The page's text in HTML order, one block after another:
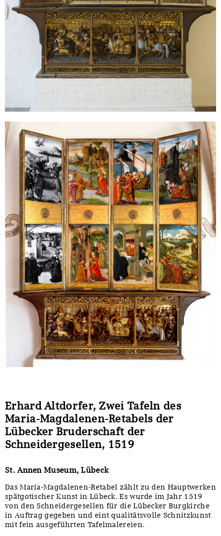
Erhard Altdorfer, Zwei Tafeln des
Maria-Magdalenen-Retabels der
Lübecker Bruderschaft der
Schneidergesellen, 1519
St. Annen Museum, Lübeck
Das Maria-Magdalenen-Retabel zählt zu den Hauptwerken
spätgotischer Kunst in Lübeck. Es wurde im Jahr 1519
von den Schneidergesellen für die Lübecker Burgkirche
in Auftrag gegeben und eint qualitätsvolle Schnitzkunst
mit fein ausgeführten Tafelmalereien.